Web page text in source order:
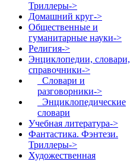
Триллеры->
Домашний круг->
Общественные и
гуманитарные науки->
Религия->
Энциклопедии, словари,
справочники->
Словари и
разговорники->
Энциклопедические
словари
Учебная литература->
Фантастика. Фэнтези.
Триллеры->
Художественная